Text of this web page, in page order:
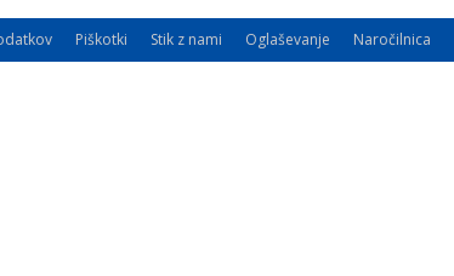
Piškotki Stik z nami Oglaševanje Naročilnica